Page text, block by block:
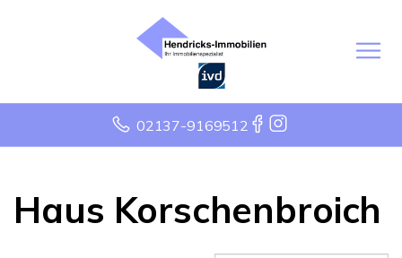
02137-9169512
Haus Korschenbroich